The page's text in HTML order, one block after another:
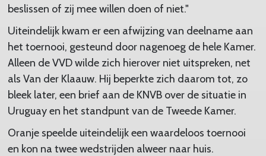
beslissen of zij mee willen doen of niet."
Uiteindelijk kwam er een afwijzing van deelname aan
het toernooi, gesteund door nagenoeg de hele Kamer.
Alleen de VVD wilde zich hierover niet uitspreken, net
als Van der Klaauw. Hij beperkte zich daarom tot, zo
bleek later, een brief aan de KNVB over de situatie in
Uruguay en het standpunt van de Tweede Kamer.
Oranje speelde uiteindelijk een waardeloos toernooi
en kon na twee wedstrijden alweer naar huis.